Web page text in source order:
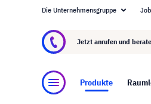
Über visunext.de
Die Unternehmensgruppe
Jetzt anrufen und
Produkte